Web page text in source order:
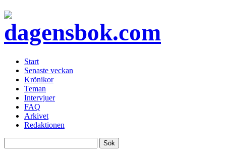
Start
Senaste veckan
Krönikor
Teman
Intervjuer
FAQ
Arkivet
Redaktionen